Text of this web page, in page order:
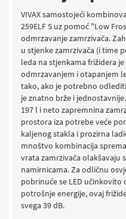
VIVAX samostojeći
259ELF S uz pomoć "Low
odmrzavanje zamrzivača.
u stjenke zamrzivača (i time
leda na stjenkama frižidera
odmrzavanjem i otapanjem
tako, ako je potrebno
je znatno brže i
197 l i neto zapremnina
prostora iza potrebe veće
kaljenog stakla i prozirna
mnoštvo kombinacija
vrata zamrzivača olakšavaju
namirnicama. Za odličnu
pobrinuće se LED
potrošnje energije, ovaj
svega 39 dB.